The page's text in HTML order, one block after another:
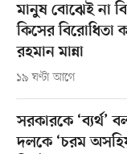
মানুষ বোঝেই না
কিসের বিরোধিতা
রহমান মান্না
১৯ ঘণ্টা আগে
সরকারকে ‘ব্যর্থ’
দলকে ‘চরম